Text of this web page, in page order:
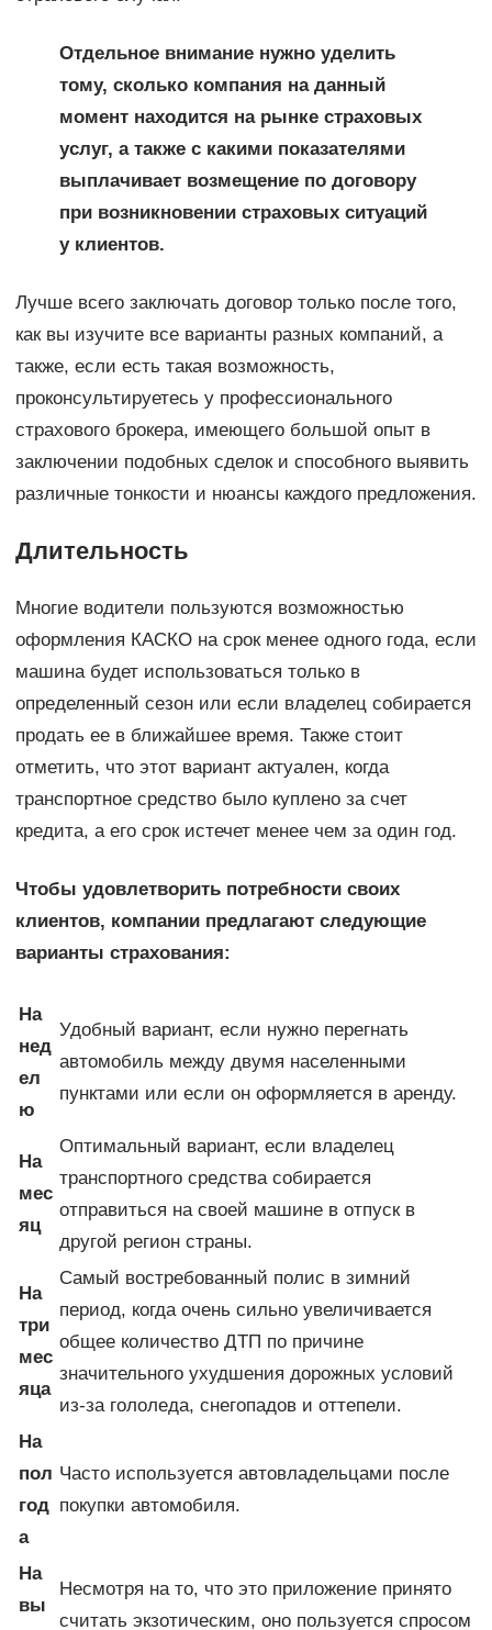
Отдельное внимание нужно уделить
тому, сколько компания на данный
момент находится на рынке страховых
услуг, а также с какими показателями
выплачивает возмещение по договору
при возникновении страховых ситуаций
у клиентов.
Лучше всего заключать договор только после того,
как вы изучите все варианты разных компаний, а
также, если есть такая возможность,
проконсультируетесь у профессионального
страхового брокера, имеющего большой опыт в
заключении подобных сделок и способного выявить
различные тонкости и нюансы каждого предложения.
Длительность
Многие водители пользуются возможностью
оформления КАСКО на срок менее одного года, если
машина будет использоваться только в
определенный сезон или если владелец собирается
продать ее в ближайшее время. Также стоит
отметить, что этот вариант актуален, когда
транспортное средство было куплено за счет
кредита, а его срок истечет менее чем за один год.
Чтобы удовлетворить потребности своих
клиентов, компании предлагают следующие
варианты страхования:
На
нед
ел
ю
Удобный вариант, если нужно перегнать
автомобиль между двумя населенными
пунктами или если он оформляется в аренду.
На
мес
яц
Оптимальный вариант, если владелец
транспортного средства собирается
отправиться на своей машине в отпуск в
другой регион страны.
На
три
мес
яца
Самый востребованный полис в зимний
период, когда очень сильно увеличивается
общее количество ДТП по причине
значительного ухудшения дорожных условий
из-за гололеда, снегопадов и оттепели.
На
пол
год
а
Часто используется автовладельцами после
покупки автомобиля.
На
вы
Несмотря на то, что это приложение принято
считать экзотическим, оно пользуется спросом